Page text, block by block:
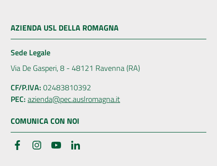
AZIENDA USL DELLA ROMAGNA
Sede Legale
Via De Gasperi, 8 - 48121 Ravenna (RA)
CF/P.IVA: 02483810392
PEC: azienda@pec.auslromagna.it
COMUNICA CON NOI
FacebookInstagramYouTube